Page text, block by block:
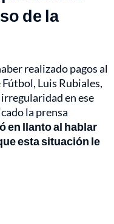
de la
realizado pagos al
Luis Rubiales,
en ese
la prensa
en llanto al hablar
esta situación le